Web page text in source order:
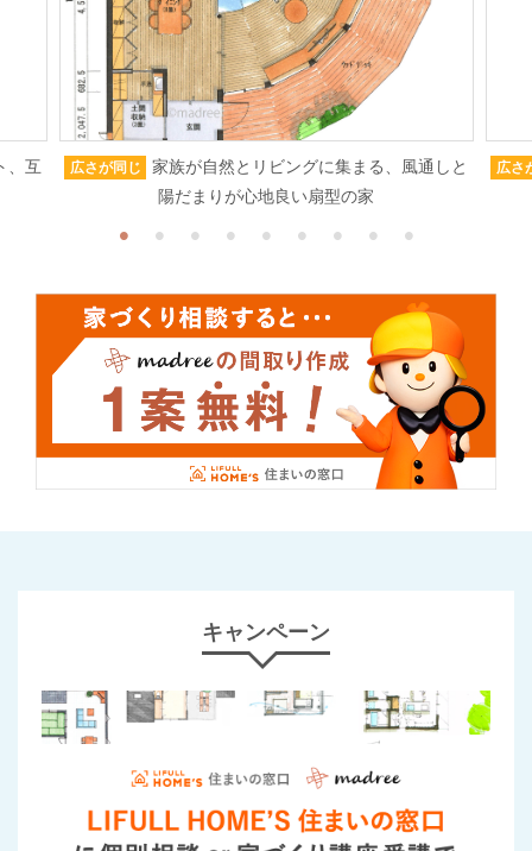
、互 広さが同じ
家族が自然とリビングに集まる、風通しと
陽だまりが心地良い扇型の家
広さ
キャンペーン